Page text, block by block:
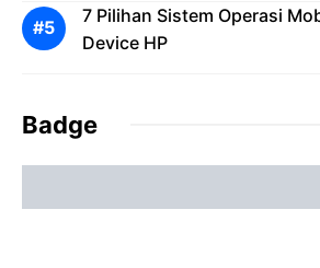
7 Pilihan Sistem Operasi
Device HP
Badge